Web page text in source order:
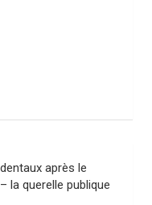
après le
la querelle publique